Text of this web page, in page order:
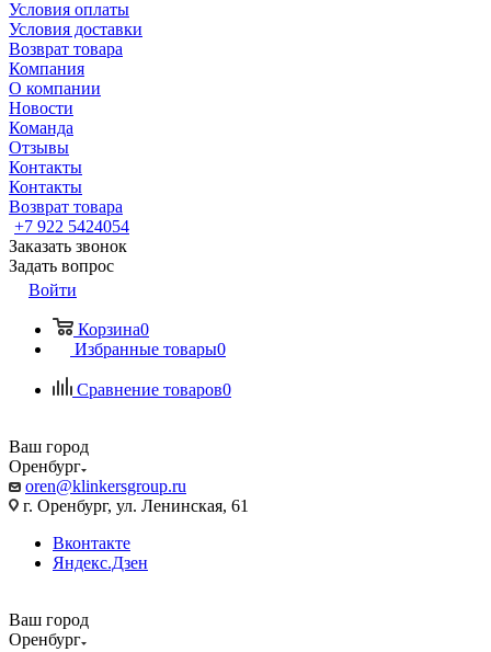
Условия оплаты
Условия доставки
Возврат товара
Компания
О компании
Новости
Команда
Отзывы
Контакты
Контакты
Возврат товара
+7 922 5424054
Заказать звонок
Задать вопрос
Войти
Корзина0
Избранные товары0
Сравнение товаров0
Ваш город
Оренбург
oren@klinkersgroup.ru
г. Оренбург, ул. Ленинская, 61
Вконтакте
Яндекс.Дзен
Ваш город
Оренбург